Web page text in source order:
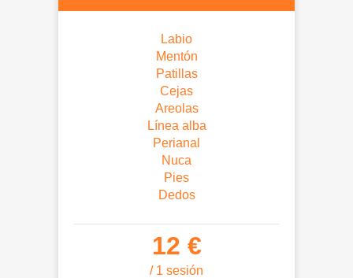
Labio
Mentón
Patillas
Cejas
Areolas
Línea alba
Perianal
Nuca
Pies
Dedos
12 €
/ 1 sesión